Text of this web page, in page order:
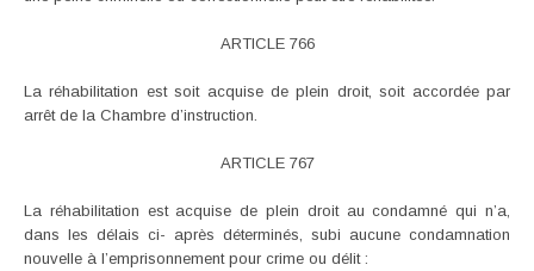
ARTICLE 766
La réhabilitation est soit acquise de plein droit, soit accordée par
arrêt de la Chambre d’instruction.
ARTICLE 767
La réhabilitation est acquise de plein droit au condamné qui n’a,
dans les délais ci- après déterminés, subi aucune condamnation
nouvelle à l’emprisonnement pour crime ou délit :